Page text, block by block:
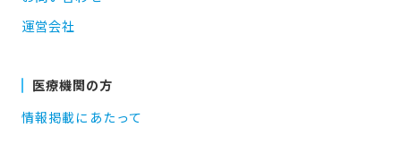
運営会社
医療機関の方
情報掲載にあたって